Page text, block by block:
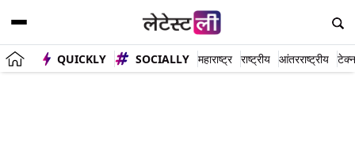
QUICKLY SOCIALLY महाराष्ट्र राष्ट्रीय आंतरराष्ट्रीय